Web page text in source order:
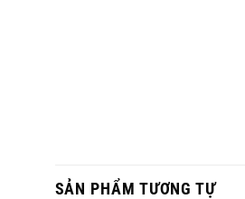
SẢN PHẨM TƯƠNG TỰ